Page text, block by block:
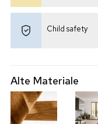
Child safety
Alte Materiale